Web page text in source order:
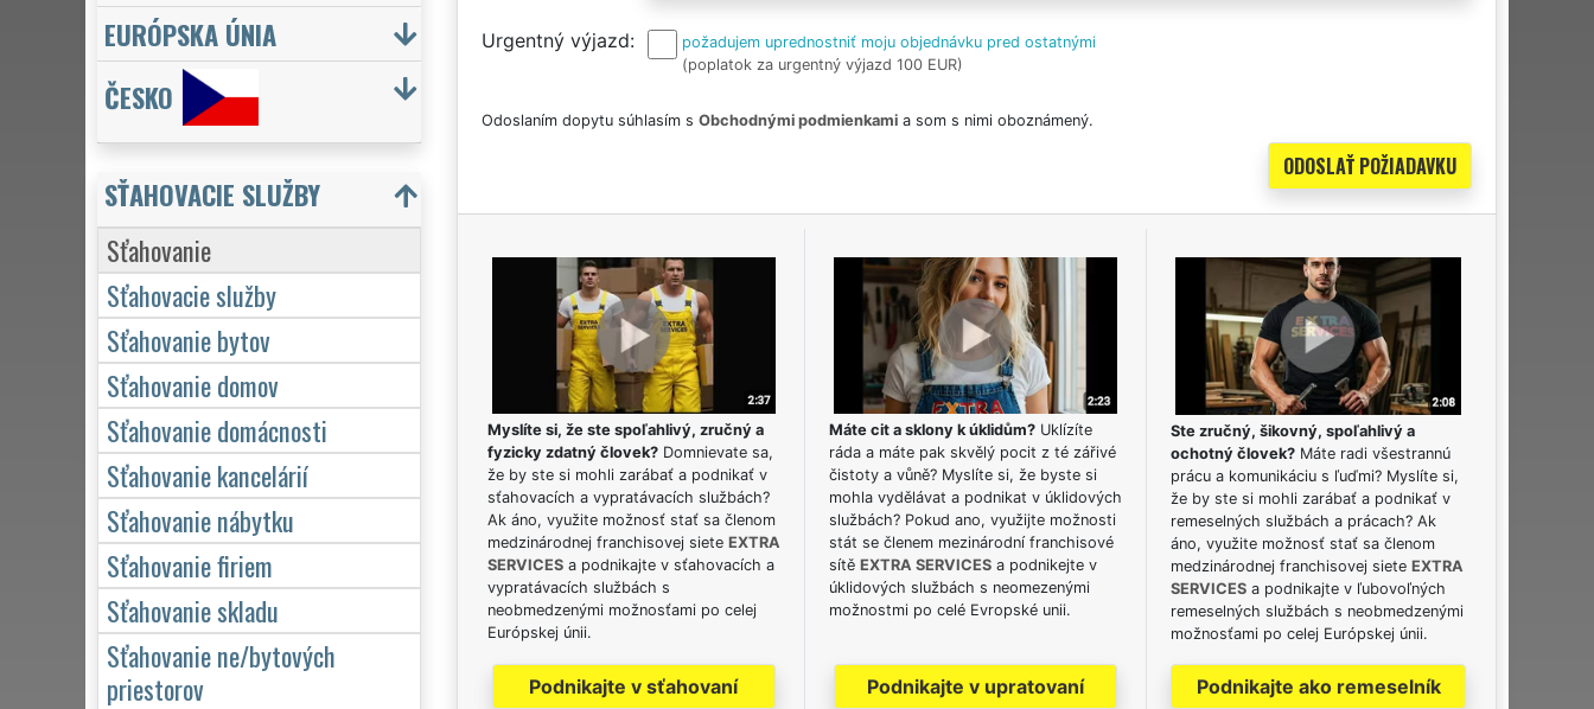
Urgentný výjazd
požadujem uprednostniť moju objednávku pred ostatnými
(poplatok za urgentný výjazd 100 EUR)
Odoslaním dopytu súhlasím s Obchodnými podmienkamia som s nimi oboznámený.
Myslíte si, že ste spoľahlivý, zručný a
fyzicky zdatný človek?Domnievate sa,
že by ste si mohli zarábať a podnikať v
sťahovacích a vypratávacích službách?
Ak áno, využite možnosť stať sa členom
medzinárodnej franchisovej siete EXTRA
SERVICESa podnikajte v sťahovacích a
vypratávacích službách s
neobmedzenými možnosťami po celej
Európskej únii.
Podnikajte v sťahovaní
Máte cit a sklony k úklidům?Uklízíte
ráda a máte pak skvělý pocit z té zářivé
čistoty a vůně? Myslíte si, že byste si
mohla vydělávat a podnikat v úklidových
službách? Pokud ano, využijte možnosti
stát se členem mezinárodní franchisové
sítě EXTRA SERVICESa podnikejte v
úklidových službách s neomezenými
možnostmi po celé Evropské unii.
Podnikajte v upratovaní
Ste zručný, šikovný, spoľahlivý a
ochotný človek? Máte radi všestrannú
prácu a komunikáciu s ľuďmi? Myslíte si,
že by ste si mohli zarábať a podnikať v
remeselných službách a prácach? Ak
áno, využite možnosť stať sa členom
medzinárodnej franchisovej siete EXTRA
SERVICES a podnikajte v ľubovoľných
remeselných službách s neobmedzenými
možnosťami po celej Európskej únii.
Podnikajte ako remeselník
EURÓPSKA ÚNIA
ČESKO
SŤAHOVACIE SLUŽBY
Sťahovanie
Sťahovacie služby
Sťahovanie bytov
Sťahovanie domov
Sťahovanie domácnosti
Sťahovanie kancelárií
Sťahovanie nábytku
Sťahovanie firiem
Sťahovanie skladu
Sťahovanie ne/bytových
priestorov